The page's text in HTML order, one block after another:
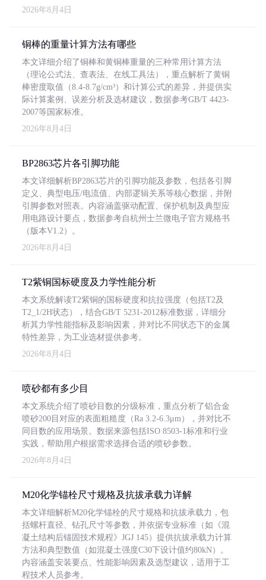
2026年8月4日
铜棒的重量计算方法有哪些
本文详细介绍了铜棒和黄铜棒重量的三种常用计算方法
（理论公式法、查表法、在线工具法），重点解析了黄铜
棒密度取值（8.4-8.7g/cm³）和计算公式的差异，并提供实
际计算案例、误差分析及选材建议，数据参考GB/T 4423-
2007等国家标准。
2026年8月4日
BP2863芯片各引脚功能
本文详细解析BP2863芯片的引脚功能及参数，包括各引脚
定义、典型电压/电流值、内部逻辑关系等核心数据，并附
引脚参数对照表。内容涵盖驱动配置、保护机制及典型应
用电路设计要点，数据参考自杭州士兰微电子官方规格书
（版本V1.2）。
2026年8月4日
T2紫铜国标硬度及力学性能分析
本文系统解读T2紫铜的国标硬度和抗拉强度（包括T2及
T2_1/2H状态），结合GB/T 5231-2012标准数据，详细分
析其力学性能指标及影响因素，并对比不同状态下的金属
特性差异，为工业选材提供参考。
2026年8月4日
喷砂都有多少目
本文系统介绍了喷砂目数的分级标准，重点分析了铝合金
喷砂200目对应的表面粗糙度（Ra 3.2-6.3μm），并对比不
同目数的应用场景。数据来源包括ISO 8503-1标准和行业
实践，帮助用户根据需求选择合适的喷砂参数。
2026年8月4日
M20化学锚栓尺寸规格及抗拔承载力详解
本文详细解析M20化学锚栓的尺寸规格和抗拔承载力，包
括螺杆直径、钻孔尺寸等参数，并依据专业标准（如《混
凝土结构后锚固技术规程》JGJ 145）提供抗拔承载力计算
方法和典型数值（如混凝土强度C30下设计值约80kN）。
内容涵盖安装要点、性能影响因素及选型建议，适用于工
程技术人员参考。